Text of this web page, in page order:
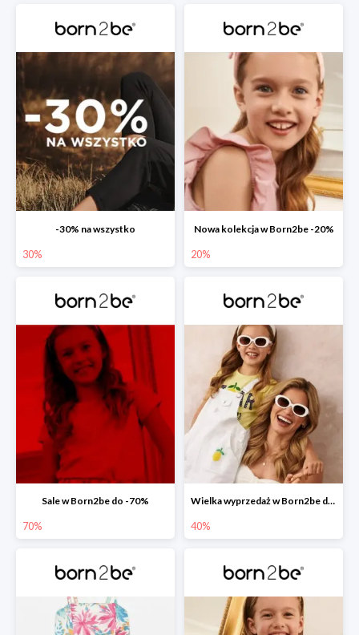
-30% na wszystko
30%
Nowa kolekcja w Born2be -20%
20%
Sale w Born2be do -70%
70%
Wielka wyprzedaż w Born2be do -40%
40%